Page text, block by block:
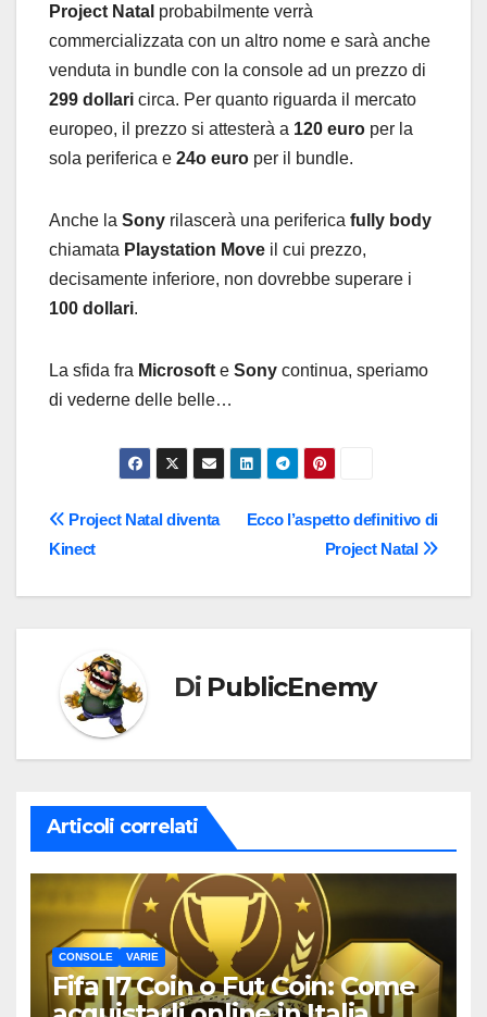
Project Natal probabilmente verrà
commercializzata con un altro nome e sarà anche
venduta in bundle con la console ad un prezzo di
299 dollari circa. Per quanto riguarda il mercato
europeo, il prezzo si attesterà a 120 euro per la
sola periferica e 24o euro per il bundle.
Anche la Sony rilascerà una periferica fully body
chiamata Playstation Move il cui prezzo,
decisamente inferiore, non dovrebbe superare i
100 dollari.
La sfida fra Microsoft e Sony continua, speriamo
di vederne delle belle…
NavigazioneEcco l’aspetto definitivo di
Project Natal
Project Natal diventa
Kinect
Di PublicEnemy
Articoli correlati
CONSOLE VARIE
Fifa 17 Coin o Fut Coin: Come